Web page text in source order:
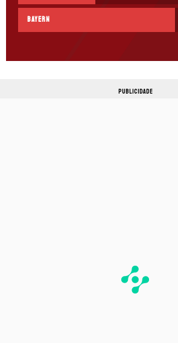
Bayern
PUBLICIDADE